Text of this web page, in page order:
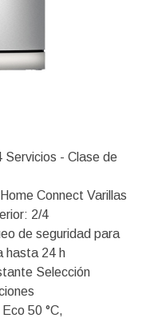
Servicios - Clase de
Connect Varillas
2/4
de seguridad para
hasta 24 h
Selección
50 °C,